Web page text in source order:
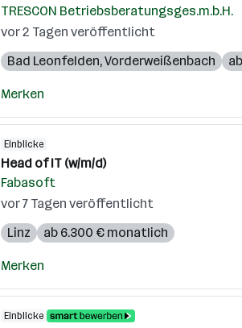
TRESCON Betriebsberatungsges.m.b.H.
vor 2 Tagen veröffentlicht
Bad Leonfelden,Vorderweißenbach
Merken
Einblicke
Head of IT (w/m/d)
Fabasoft
vor 7 Tagen veröffentlicht
Linz
ab 6.300 € monatlich
Merken
Einblicke